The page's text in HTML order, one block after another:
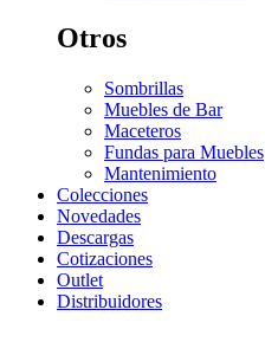
Otros
Sombrillas
Muebles de Bar
Maceteros
Fundas para Muebles
Mantenimiento
Colecciones
Novedades
Descargas
Cotizaciones
Outlet
Distribuidores